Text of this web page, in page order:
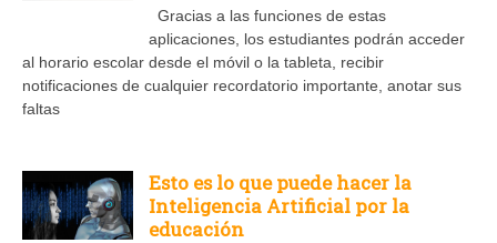
Gracias a las funciones de estas
aplicaciones, los estudiantes podrán acceder
al horario escolar desde el móvil o la tableta, recibir
notificaciones de cualquier recordatorio importante, anotar sus
faltas
Esto es lo que puede hacer la
Inteligencia Artificial por la
educación